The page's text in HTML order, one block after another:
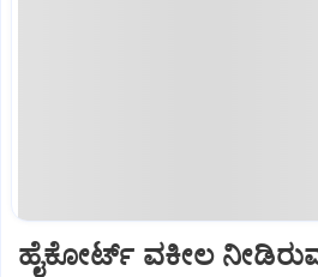
ಹೈಕೋರ್ಟ್‌ ವಕೀಲ